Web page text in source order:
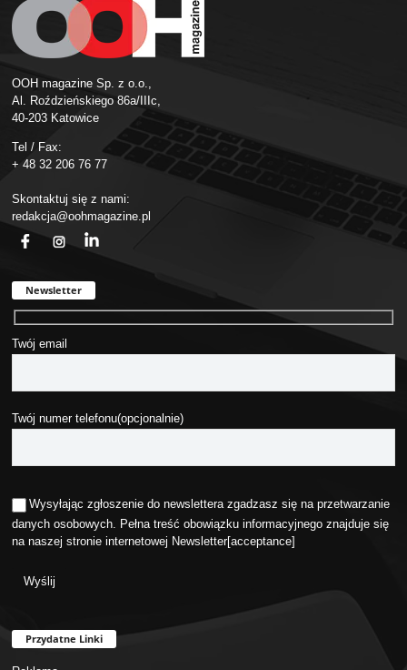
OOH magazine Sp. z o.o.,
Al. Roździeńskiego 86a/IIIc,
40-203 Katowice
Tel / Fax:
+ 48 32 206 76 77
Skontaktuj się z nami:
redakcja@oohmagazine.pl
Newsletter
Twój email
Twój numer telefonu(opcjonalnie)
Wysyłając zgłoszenie do newslettera zgadzasz się na przetwarzanie
danych osobowych. Pełna treść obowiązku informacyjnego znajduje się
na naszej stronie internetowej Newsletter[acceptance]
Przydatne Linki